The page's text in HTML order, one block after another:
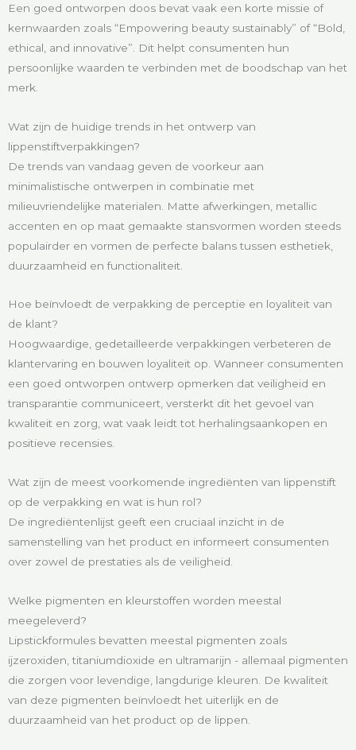
Een goed ontworpen doos bevat vaak een korte missie of
kernwaarden zoals “Empowering beauty sustainably” of “Bold,
ethical, and innovative”. Dit helpt consumenten hun
persoonlijke waarden te verbinden met de boodschap van het
merk.
Wat zijn de huidige trends in het ontwerp van
lippenstiftverpakkingen?
De trends van vandaag geven de voorkeur aan
minimalistische ontwerpen in combinatie met
milieuvriendelijke materialen. Matte afwerkingen, metallic
accenten en op maat gemaakte stansvormen worden steeds
populairder en vormen de perfecte balans tussen esthetiek,
duurzaamheid en functionaliteit.
Hoe beïnvloedt de verpakking de perceptie en loyaliteit van
de klant?
Hoogwaardige, gedetailleerde verpakkingen verbeteren de
klantervaring en bouwen loyaliteit op. Wanneer consumenten
een goed ontworpen ontwerp opmerken dat veiligheid en
transparantie communiceert, versterkt dit het gevoel van
kwaliteit en zorg, wat vaak leidt tot herhalingsaankopen en
positieve recensies.
Wat zijn de meest voorkomende ingrediënten van lippenstift
op de verpakking en wat is hun rol?
De ingrediëntenlijst geeft een cruciaal inzicht in de
samenstelling van het product en informeert consumenten
over zowel de prestaties als de veiligheid.
Welke pigmenten en kleurstoffen worden meestal
meegeleverd?
Lipstickformules bevatten meestal pigmenten zoals
ijzeroxiden, titaniumdioxide en ultramarijn - allemaal pigmenten
die zorgen voor levendige, langdurige kleuren. De kwaliteit
van deze pigmenten beïnvloedt het uiterlijk en de
duurzaamheid van het product op de lippen.